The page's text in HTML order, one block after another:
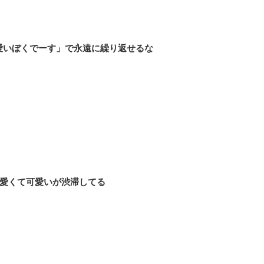
ぼくでーす」で永遠に繰り返せるな
くて可愛いが渋滞してる